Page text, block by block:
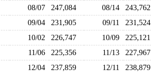
08/07 247,084 08/14
09/04 231,905 09/11
10/02 226,747 10/09
11/06 225,356 11/13
12/04 237,859 12/11